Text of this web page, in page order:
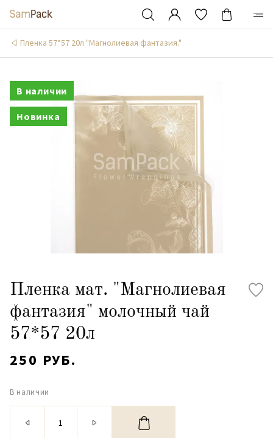
Пленка 57*57 20л "Магнолиевая фантазия."
В наличии
Новинка
Пленка мат. "Магнолиевая
фантазия" молочный чай
57*57 20л
250 РУБ.
В наличии